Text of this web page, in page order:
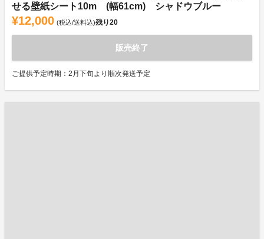
せる壁紙シート10m (幅61cm) シャドウブルー
¥12,000 (税込/送料込)残り20
販売終了
ご提供予定時期：2月下旬より順次発送予定